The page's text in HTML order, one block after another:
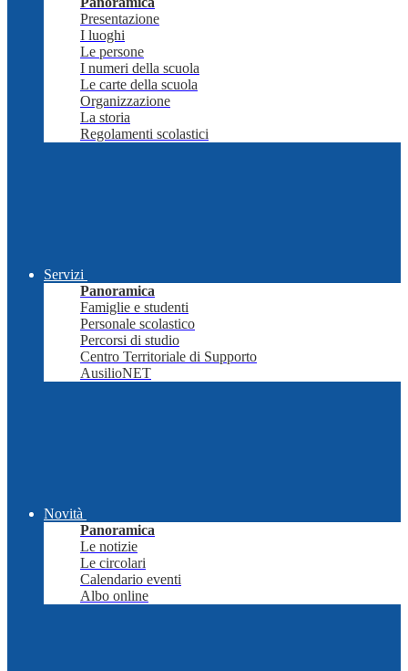
Presentazione
I luoghi
Le persone
I numeri della scuola
Le carte della scuola
Organizzazione
La storia
Regolamenti scolastici
Servizi
Panoramica
Famiglie e studenti
Personale scolastico
Percorsi di studio
Centro Territoriale di Supporto
AusilioNET
Novità
Panoramica
Le notizie
Le circolari
Calendario eventi
Albo online